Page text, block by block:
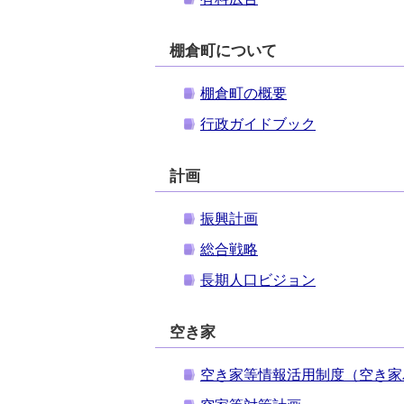
棚倉町について
棚倉町の概要
行政ガイドブック
計画
振興計画
総合戦略
長期人口ビジョン
空き家
空き家等情報活用制度（空き